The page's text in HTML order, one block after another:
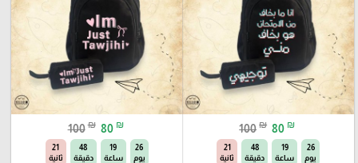
100 ₪ 80 ₪
26
يوم
19
ساعة
48
دقيقة
20
ثانية
100 ₪ 80 ₪
26
يوم
19
ساعة
48
دقيقة
20
ثانية